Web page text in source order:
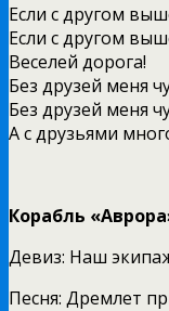
Если с другом
Если с другом
Веселей дорога!
Без друзей меня
Без друзей меня
А с друзьями
Корабль
Девиз: Наш
Песня: Дремлет